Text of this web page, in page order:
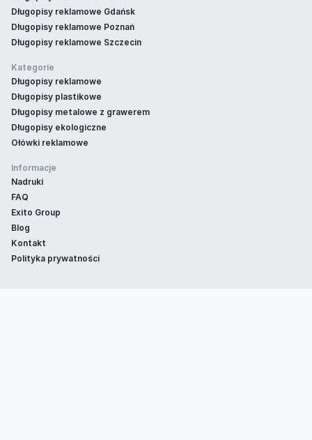
Długopisy reklamowe Gdańsk
Długopisy reklamowe Poznań
Długopisy reklamowe Szczecin
Kategorie
Długopisy reklamowe
Długopisy plastikowe
Długopisy metalowe z grawerem
Długopisy ekologiczne
Ołówki reklamowe
Informacje
Nadruki
FAQ
Exito Group
Blog
Kontakt
Polityka prywatności